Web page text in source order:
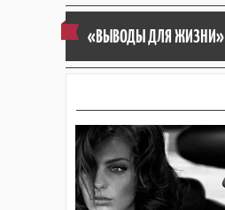
«ВЫВОДЫ ДЛЯ ЖИЗНИ»